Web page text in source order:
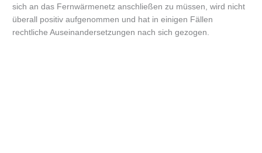
sich an das Fernwärmenetz anschließen zu müssen, wird nicht
überall positiv aufgenommen und hat in einigen Fällen
rechtliche Auseinandersetzungen nach sich gezogen.